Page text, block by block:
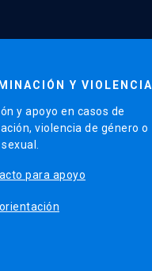
Y VIOLENCIA
y apoyo en casos de
violencia de género o
para apoyo